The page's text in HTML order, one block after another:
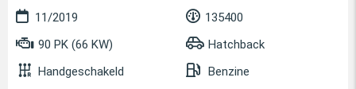
11/2019
135400
90 PK (66 KW)
Hatchback
Handgeschakeld
Benzine